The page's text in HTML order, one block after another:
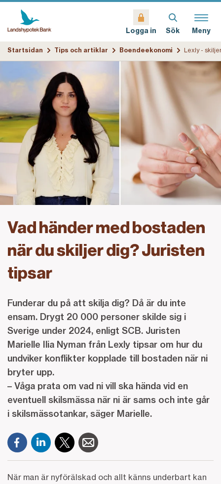
Logga in Sök Meny
Startsidan Tips och artiklar Boendeekonomi Lexly -
Vad händer med bostaden
när du skiljer dig? Juristen
tipsar
Funderar du på att skilja dig? Då är du inte
ensam. Drygt 20 000 personer skilde sig i
Sverige under 2024, enligt SCB. Juristen
Marielle Ilia Nyman från Lexly tipsar om hur du
undviker konflikter kopplade till bostaden när ni
bryter upp.
– Våga prata om vad ni vill ska hända vid en
eventuell skilsmässa när ni är sams och inte går
i skilsmässotankar, säger Marielle.
När man är nyförälskad och allt känns underbart kan